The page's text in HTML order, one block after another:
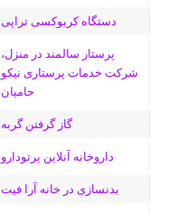
دستگاه کربوکسی تراپی
پرستار سالمند در منزل،
شرکت خدمات پرستاری نیکو
حامیان
گاز گرفتن گربه
داروخانه آنلاین پرتودارو
بدنسازی در خانه آرا فیت